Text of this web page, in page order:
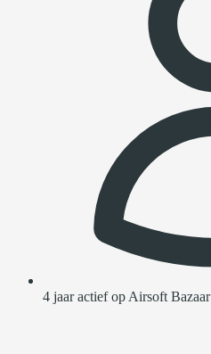
4 jaar actief op Airsoft Bazaar